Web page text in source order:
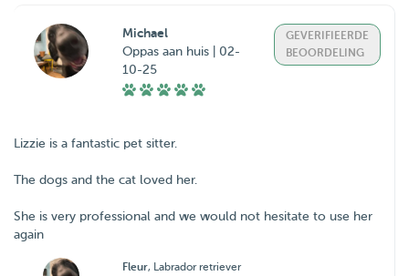
Michael
Oppas aan huis | 02-
10-25
GEVERIFIEERDE
BEOORDELING
Lizzie is a fantastic pet sitter.
The dogs and the cat loved her.
She is very professional and we would not hesitate to use her
again
Fleur, Labrador retriever